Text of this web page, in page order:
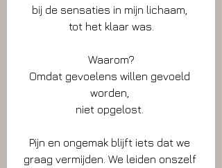
bij de sensaties in mijn lichaam,
tot het klaar was.
Waarom?
Omdat gevoelens willen gevoeld
worden,
niet opgelost.
Pijn en ongemak blijft iets dat we
graag vermijden. We leiden onszelf